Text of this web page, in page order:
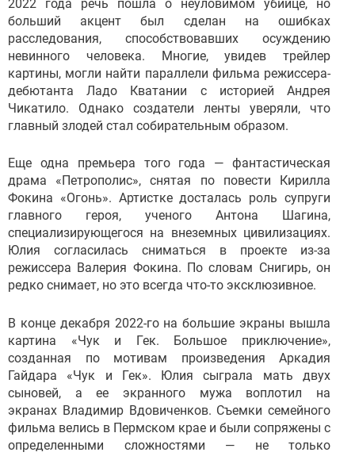
2022 года речь пошла о неуловимом убийце, но
больший акцент был сделан на ошибках
расследования, способствовавших осуждению
невинного человека. Многие, увидев трейлер
картины, могли найти параллели фильма режиссера-
дебютанта Ладо Кватании с историей Андрея
Чикатило. Однако создатели ленты уверяли, что
главный злодей стал собирательным образом.
Еще одна премьера того года — фантастическая
драма «Петрополис», снятая по повести Кирилла
Фокина «Огонь». Артистке досталась роль супруги
главного героя, ученого Антона Шагина,
специализирующегося на внеземных цивилизациях.
Юлия согласилась сниматься в проекте из-за
режиссера Валерия Фокина. По словам Снигирь, он
редко снимает, но это всегда что-то эксклюзивное.
В конце декабря 2022-го на большие экраны вышла
картина «Чук и Гек. Большое приключение»,
созданная по мотивам произведения Аркадия
Гайдара «Чук и Гек». Юлия сыграла мать двух
сыновей, а ее экранного мужа воплотил на
экранах Владимир Вдовиченков. Съемки семейного
фильма велись в Пермском крае и были сопряжены с
определенными сложностями — не только